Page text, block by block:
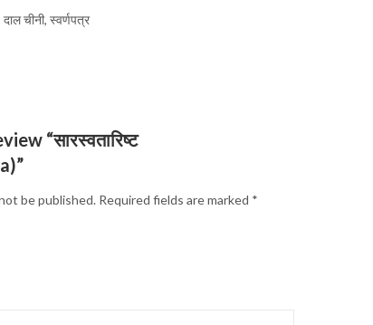
चीनी, स्वर्णपत्र
“सारस्वतारिष्ट
be published. Required fields are marked *